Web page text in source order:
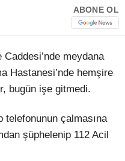
WhatsApp İhbar
Hattı
Facebook
ABONE OL
meydana
Hastanesi’nde hemşire
bugün işe gitmedi.
telefonunun çalmasına
şüphelenip 112 Acil